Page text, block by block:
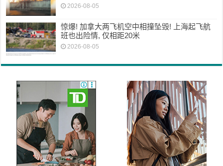
2026-08-05
惊爆! 加拿大两飞机空中相撞坠毁! 上海起飞航
班也出险情, 仅相距20米
2026-08-05